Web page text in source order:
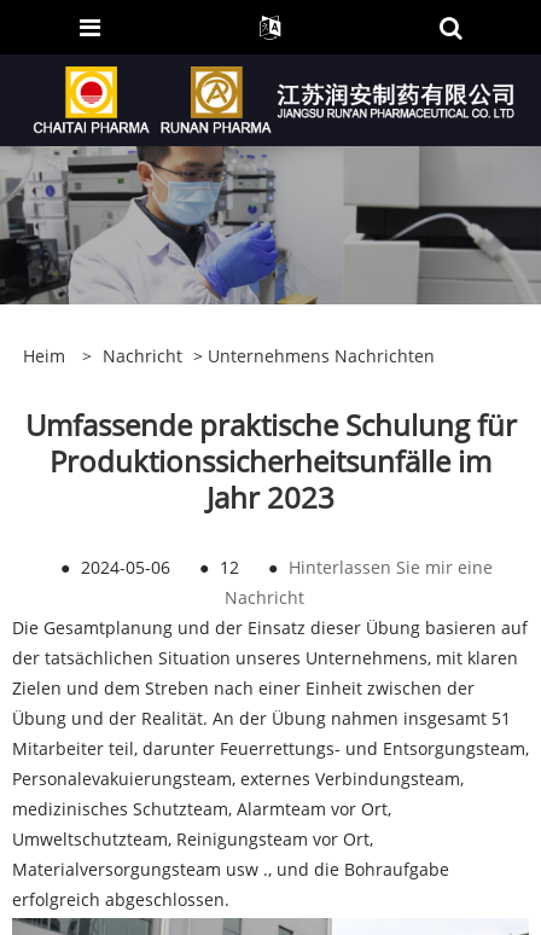
Heim > Nachricht > Unternehmens Nachrichten
Umfassende praktische Schulung für
Produktionssicherheitsunfälle im
Jahr 2023
● 2024-05-06 ● 12 ● Hinterlassen Sie mir eine
Nachricht
Die Gesamtplanung und der Einsatz dieser Übung basieren auf
der tatsächlichen Situation unseres Unternehmens, mit klaren
Zielen und dem Streben nach einer Einheit zwischen der
Übung und der Realität. An der Übung nahmen insgesamt 51
Mitarbeiter teil, darunter Feuerrettungs- und Entsorgungsteam,
Personalevakuierungsteam, externes Verbindungsteam,
medizinisches Schutzteam, Alarmteam vor Ort,
Umweltschutzteam, Reinigungsteam vor Ort,
Materialversorgungsteam usw ., und die Bohraufgabe
erfolgreich abgeschlossen.